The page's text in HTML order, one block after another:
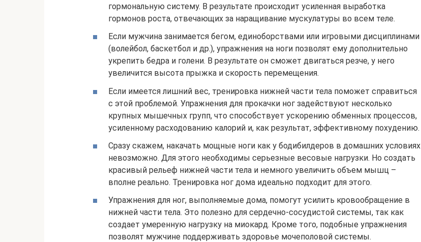
гормональную систему. В результате происходит усиленная выработка
гормонов роста, отвечающих за наращивание мускулатуры во всем теле.
Если мужчина занимается бегом, единоборствами или игровыми дисциплинами
(волейбол, баскетбол и др.), упражнения на ноги позволят ему дополнительно
укрепить бедра и голени. В результате он сможет двигаться резче, у него
увеличится высота прыжка и скорость перемещения.
Если имеется лишний вес, тренировка нижней части тела поможет справиться
с этой проблемой. Упражнения для прокачки ног задействуют несколько
крупных мышечных групп, что способствует ускорению обменных процессов,
усиленному расходованию калорий и, как результат, эффективному похудению.
Сразу скажем, накачать мощные ноги как у бодибилдеров в домашних условиях
невозможно. Для этого необходимы серьезные весовые нагрузки. Но создать
красивый рельеф нижней части тела и немного увеличить объем мышц –
вполне реально. Тренировка ног дома идеально подходит для этого.
Упражнения для ног, выполняемые дома, помогут усилить кровообращение в
нижней части тела. Это полезно для сердечно-сосудистой системы, так как
создает умеренную нагрузку на миокард. Кроме того, подобные упражнения
позволят мужчине поддерживать здоровье мочеполовой системы.